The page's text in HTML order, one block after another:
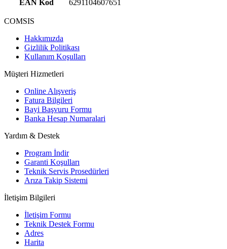
EAN Kod
6291104607651
COMSIS
Hakkımızda
Gizlilik Politikası
Kullanım Koşulları
Müşteri Hizmetleri
Online Alışveriş
Fatura Bilgileri
Bayi Başvuru Formu
Banka Hesap Numaralari
Yardım & Destek
Program İndir
Garanti Koşulları
Teknik Servis Prosedürleri
Arıza Takip Sistemi
İletişim Bilgileri
İletişim Formu
Teknik Destek Formu
Adres
Harita